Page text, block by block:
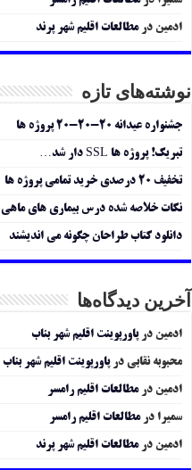
ادمین درمطالعات اقلیم شهر پرند
نوشته‌های تازه
جشنواره عیدانه ۲۰-۲۰-۲۰ پروژه ها
تبریک! پروژه ها SSL دار شد…
تخفیف ۲۰ درصدی خرید تمامی پروژه ها
نکات خلاصه شده درس بیماری های ماهی
دانلود کتاب طراحان چگونه می اندیشند
آخرین دیدگاه‌ها
ادمین درپاورپوینت اقلیم شهر بناب
محبوبه نقابی درپاورپوینت اقلیم شهر بناب
ادمین درمطالعات اقلیم رامسر
سمیرا درمطالعات اقلیم رامسر
ادمین درمطالعات اقلیم شهر پرند